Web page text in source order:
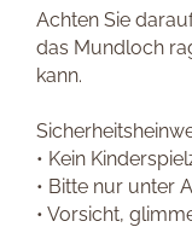
Achten Sie
das Mundloch
kann.
• Kein
• Bitte nur unter
• Vorsicht,